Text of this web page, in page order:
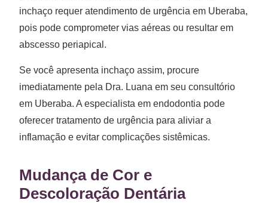
inchaço requer atendimento de urgência em Uberaba,
pois pode comprometer vias aéreas ou resultar em
abscesso periapical.
Se você apresenta inchaço assim, procure
imediatamente pela Dra. Luana em seu consultório
em Uberaba. A especialista em endodontia pode
oferecer tratamento de urgência para aliviar a
inflamação e evitar complicações sistêmicas.
Mudança de Cor e
Descoloração Dentária